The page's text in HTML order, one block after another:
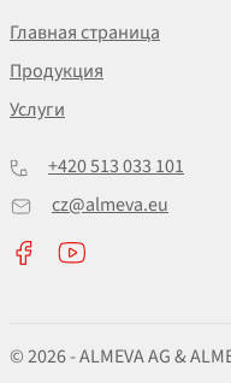
Главная страница
Продукция
Услуги
+420 513 033 101
cz@almeva.eu
© 2026 - ALMEVA AG &